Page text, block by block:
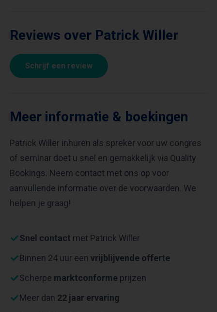
Reviews over Patrick Willer
Schrijf een review
Meer informatie & boekingen
Patrick Willer inhuren als spreker voor uw congres
of seminar doet u snel en gemakkelijk via Quality
Bookings. Neem contact met ons op voor
aanvullende informatie over de voorwaarden. We
helpen je graag!
Snel contact met Patrick Willer
Binnen 24 uur een vrijblijvende offerte
Scherpe marktconforme prijzen
Meer dan 22 jaar ervaring